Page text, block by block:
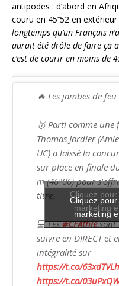
antipodes : d’abord en
couru en 45’’52 en
longtemps qu’un Français
aurait été drôle de faire ça
c’est de courir en moins de
🔥 Les jambes de feu
🥇 Parti comme une
Thomas Jordier
UC) a laissé la
sur place en finale
m (46"06) pour
titre.
💻 Les#CFAthlésont
suivre en DIRECT et
intégralité sur
https://t.co/
https://t.co/
Cliquez
marketing
Cliquez
marketing